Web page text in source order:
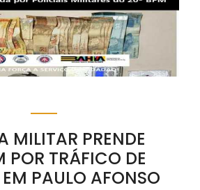
MILITAR PRENDE
POR TRÁFICO DE
PAULO AFONSO